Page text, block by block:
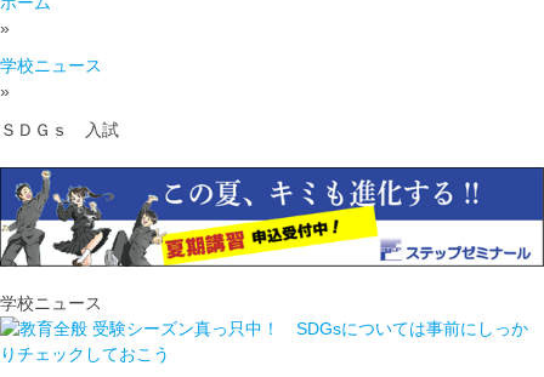
»
学校ニュース
»
ＳＤＧｓ 入試
学校ニュース
受験シーズン真っ只中！ SDGsについては事前にしっか
りチェックしておこう